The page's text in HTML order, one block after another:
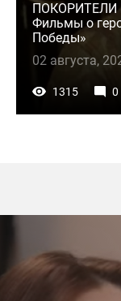
ПОКОРИТЕЛИ
Фильмы о
Победы»
02 августа,
1315 0